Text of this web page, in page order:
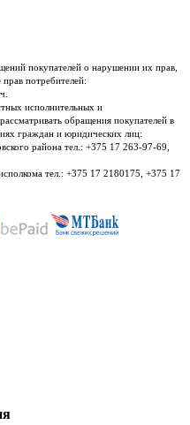
покупателей о нарушении их прав,
потребителей:
исполнительных и
обращения покупателей в
граждан и юридических лиц:
района тел.: +375 17 263-97-69,
тел.: +375 17 2180175, +375 17